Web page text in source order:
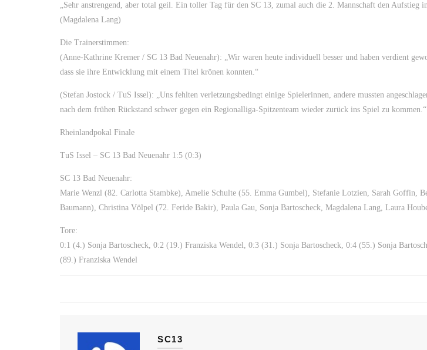
„Sehr anstrengend, aber total geil. Ein toller Tag für den SC 13, zumal auch die 2. Mannschaft den Aufstieg
(Magdalena Lang)
Die Trainerstimmen:
(Anne-Kathrine Kremer / SC 13 Bad Neuenahr): „Wir waren heute individuell besser und haben verdient
dass sie ihre Entwicklung mit einem Titel krönen konnten.“
(Stefan Jostock / TuS Issel): „Uns fehlten verletzungsbedingt einige Spielerinnen, andere mussten
nach dem frühen Rückstand schwer gegen ein Regionalliga-Spitzenteam wieder zurück ins Spiel zu kommen.“
Rheinlandpokal Finale
TuS Issel – SC 13 Bad Neuenahr 1:5 (0:3)
SC 13 Bad Neuenahr:
Marie Wenzl (82. Carlotta Stambke), Amelie Schulte (55. Emma Gumbel), Stefanie Lotzien, Sarah Goffin,
Baumann), Christina Völpel (72. Feride Bakir), Paula Gau, Sonja Bartoscheck, Magdalena Lang, Laura
Tore:
0:1 (4.) Sonja Bartoscheck, 0:2 (19.) Franziska Wendel, 0:3 (31.) Sonja Bartoscheck, 0:4 (55.) Sonja
(89.) Franziska Wendel
SC13